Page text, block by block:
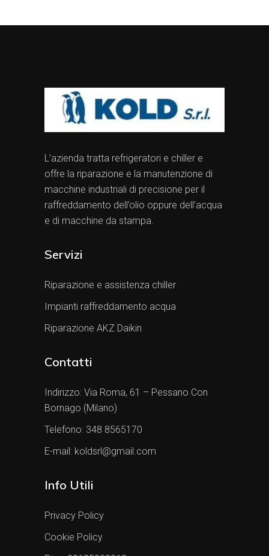
L’azienda tratta refrigeratori e chiller e
offre la riparazione e la manutenzione di
macchine industriali di precisione per il
raffreddamento dell’olio oppure dell’acqua
e di macchine da stampa.
Servizi
Riparazione e assistenza chiller
Impianti raffreddamento acqua
Riparazione AKZ Daikin
Contatti
Indirizzo: Via Roma, 61 – Pessano Con
Bornago (Milano)
Telefono: 348 8565170
E-mail: koldsrl@gmail.com
Info Utili
Privacy Policy
Cookie Policy